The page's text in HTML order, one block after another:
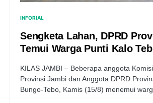
INFORIAL
Sengketa Lahan, DPRD
Temui Warga Punti Kalo
KILAS JAMBI – Beberapa anggota
Provinsi Jambi dan Anggota DPRD
Bungo-Tebo, Kamis (15/8) menemui